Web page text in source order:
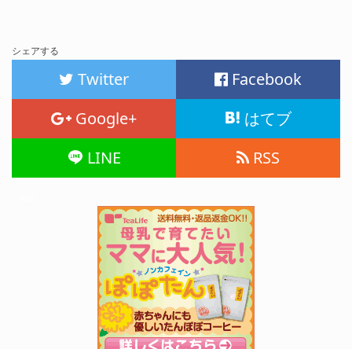
シェアする
Twitter
Facebook
Google+
はてブ
LINE
RSS